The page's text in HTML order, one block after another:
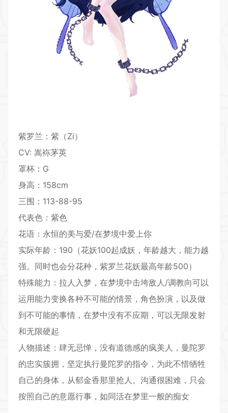
紫罗兰：紫（Zi）
CV: 嵩袮茅英
罩杯：G
身高：158cm
三围：113-88-95
代表色：紫色
花语：永恒的美与爱/在梦境中爱上你
实际年龄：190（花妖100起成妖，年龄越大，能力越
强。同时也会分花种，紫罗兰花妖最高年龄500）
特殊能力：拉人入梦，在梦境中击垮敌人/调教向可以
运用能力变换各种不可能的情景，角色扮演，以及做
到不可能的事情，在梦中没有不应期，可以无限发射
和无限硬起
人物描述：肆无忌惮，没有道德感的疯美人，曼陀罗
的忠实簇拥，坚定执行曼陀罗的指令，为此不惜牺牲
自己的身体，从郁金香那里抢人。沟通很困难，只会
按照自己的意愿行事，如同活在梦里一般的痴女